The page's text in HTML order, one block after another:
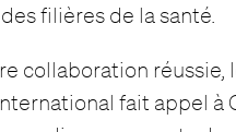
filières de la santé.
collaboration
fait appel à